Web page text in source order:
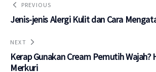
PREVIOUS
Jenis-jenis Alergi Kulit dan Cara
NEXT
Kerap Gunakan Cream Pemutih
Merkuri